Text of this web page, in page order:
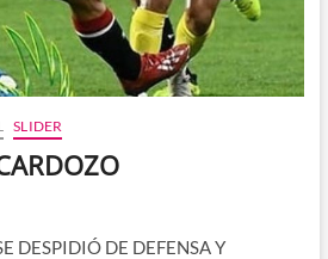
SLIDER
DESPIDIÓ DE DEFENSA Y